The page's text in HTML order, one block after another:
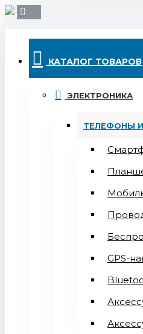
КАТАЛОГ ТОВАРОВ
ЭЛЕКТРОНИКА
ТЕЛЕФОНЫ
GPS-